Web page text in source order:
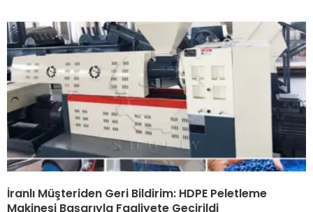
İranlı Müşteriden Geri Bildirim: HDPE Peletleme
Makinesi Başarıyla Faaliyete Geçirildi